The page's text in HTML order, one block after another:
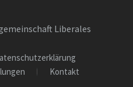
Liberales
Kontakt